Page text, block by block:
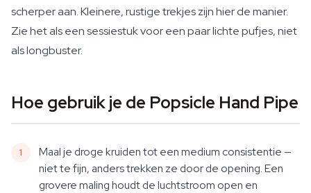
scherper aan. Kleinere, rustige trekjes zijn hier de manier.
Zie het als een sessiestuk voor een paar lichte pufjes, niet
als longbuster.
Hoe gebruik je de Popsicle Hand Pipe
Maal je droge kruiden tot een medium consistentie —
niet te fijn, anders trekken ze door de opening. Een
grovere maling houdt de luchtstroom open en